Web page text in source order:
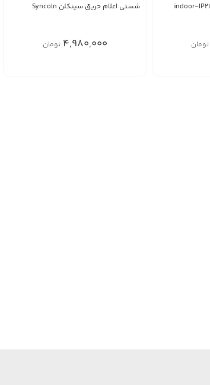
تومان
شستی اعلام حریق سینکلن Syncoln
4,980,000 تومان